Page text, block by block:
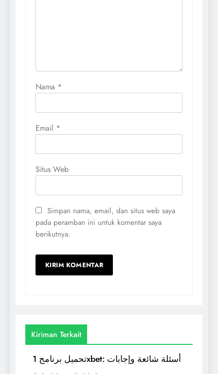
Nama *
Email *
Situs Web
Simpan nama, email, dan situs web saya
pada peramban ini untuk komentar saya
berikutnya.
Kiriman Terkait
تحميل برنامج 1xbet: أسئلة شائعة وإجابات